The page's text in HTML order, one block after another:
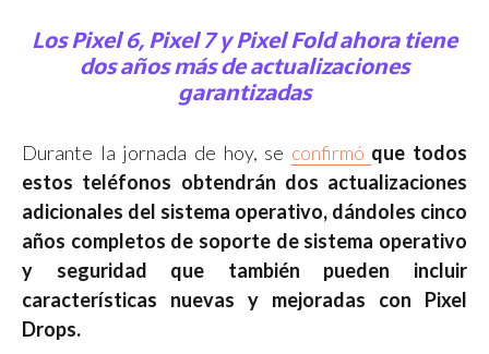
Los Pixel 6, Pixel 7 y Pixel Fold ahora tiene
dos años más de actualizaciones
garantizadas
Durante la jornada de hoy, se confirmó que todos
estos teléfonos obtendrán dos actualizaciones
adicionales del sistema operativo, dándoles cinco
años completos de soporte de sistema operativo
y seguridad que también pueden incluir
características nuevas y mejoradas con Pixel
Drops.